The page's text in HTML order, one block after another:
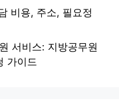
비용, 주소, 필요정
서비스: 지방공무원
가이드